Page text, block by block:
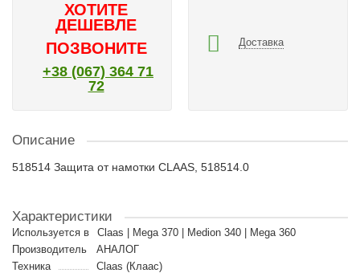
ХОТИТЕ
ДЕШЕВЛЕ
ПОЗВОНИТЕ
+38 (067) 364 71
72
Доставка
Описание
518514 Защита от намотки CLAAS, 518514.0
Характеристики
Используется в
Claas | Mega 370 | Medion 340 | Mega 360
Производитель
АНАЛОГ
Техника
Claas (Клаас)